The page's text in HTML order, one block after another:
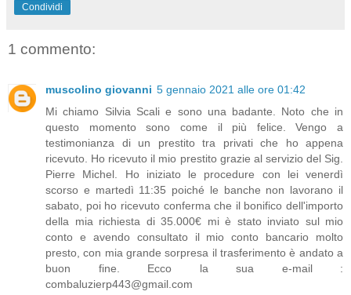
Condividi
1 commento:
muscolino giovanni 5 gennaio 2021 alle ore 01:42
Mi chiamo Silvia Scali e sono una badante. Noto che in
questo momento sono come il più felice. Vengo a
testimonianza di un prestito tra privati che ho appena
ricevuto. Ho ricevuto il mio prestito grazie al servizio del Sig.
Pierre Michel. Ho iniziato le procedure con lei venerdì
scorso e martedì 11:35 poiché le banche non lavorano il
sabato, poi ho ricevuto conferma che il bonifico dell'importo
della mia richiesta di 35.000€ mi è stato inviato sul mio
conto e avendo consultato il mio conto bancario molto
presto, con mia grande sorpresa il trasferimento è andato a
buon fine. Ecco la sua e-mail :
combaluzierp443@gmail.com